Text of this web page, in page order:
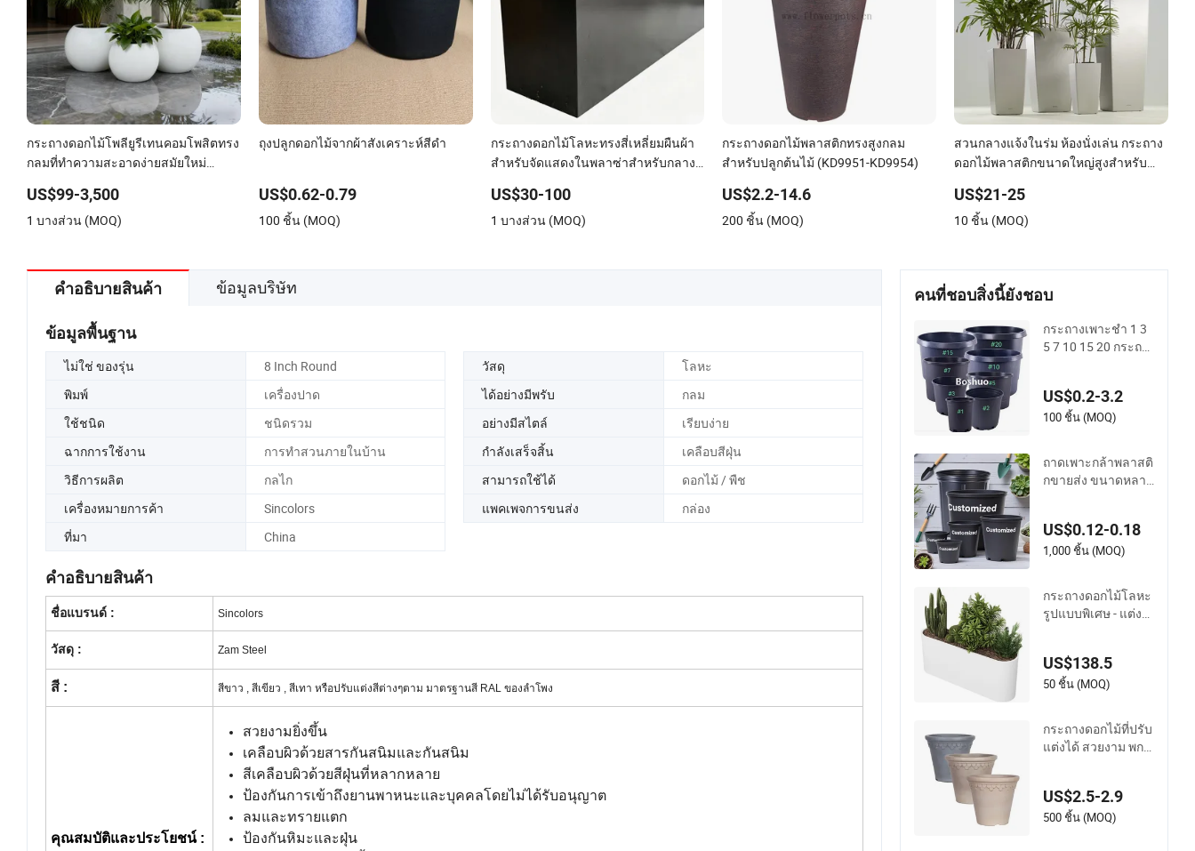
กระถางดอกไม้โพลียูรีเทนคอมโพสิตทรง
กลมที่ทำความสะอาดง่ายสมัยใหม่
US$99-3,500
1 บางส่วน (MOQ)
ถุงปลูกดอกไม้จากผ้าสังเคราะห์สีดำ
US$0.62-0.79
100 ชิ้น (MOQ)
กระถางดอกไม้โลหะทรงสี่เหลี่ยมผืนผ้า
สำหรับจัดแสดงในพลาซ่าสำหรับกลาง
US$30-100
1 บางส่วน (MOQ)
กระถางดอกไม้พลาสติกทรงสูงกลม
สำหรับปลูกต้นไม้ (KD9951-KD9954)
US$2.2-14.6
200 ชิ้น (MOQ)
สวนกลางแจ้งในร่ม ห้องนั่งเล่น กระถาง
ดอกไม้พลาสติกขนาดใหญ่สูงสำหรับ
สมัยใหม่
US$21-25
10 ชิ้น (MOQ)
คำอธิบายสินค้า ข้อมูลบริษัท
ข้อมูลพื้นฐาน
ไม่ใช่ ของรุ่น 8 Inch Round วัสดุ
โลหะ
พิมพ์
เครื่องปาด ได้อย่างมีพรับ
กลม
ใช้ชนิด
ชนิดรวม อย่างมีสไตล์
เรียบง่าย
ฉากการใช้งาน
การทำสวนภายในบ้าน กำลังเสร็จสิ้น
เคลือบสีฝุ่น
วิธีการผลิต
กลไก สามารถใช้ได้
ดอกไม้ / พืช
เครื่องหมายการค้า
Sincolors แพคเพจการขนส่ง
กล่อง
ที่มา
China
คำอธิบายสินค้า
ชื่อแบรนด์ : Sincolors
วัสดุ : Zam Steel
สี : สีขาว , สีเขียว , สีเทา หรือปรับแต่งสีต่างๆตาม มาตรฐานสี RAL ของลำโพง
คุณสมบัติและประโยชน์ :
สวยงามยิ่งขึ้น
เคลือบผิวด้วยสารกันสนิมและกันสนิม
สีเคลือบผิวด้วยสีฝุ่นที่หลากหลาย
ป้องกันการเข้าถึงยานพาหนะและบุคคลโดยไม่ได้รับอนุญาต
ลมและทรายแตก
ป้องกันหิมะและฝุ่น
คนที่ชอบสิ่งนี้ยังชอบ
กระถางเพาะชำ 1 3
5 7 10 15 20 กระถา
ใยสังเคราะห์ สำหรับ
ปลูกบลูเบอร์รี่และมะ
ไม้ ปลูกพืช กระถางร
ะบายน้ำ 40L 35L
US$0.2-3.2
100 ชิ้น (MOQ)
ถาดเพาะกล้าพลาสติ
กขายส่ง ขนาดหลาย
US$0.12-0.18
1,000 ชิ้น (MOQ)
กระถางดอกไม้โลหะ
รูปแบบพิเศษ - แต่งส
US$138.5
50 ชิ้น (MOQ)
กระถางดอกไม้ที่ปรับ
แต่งได้ สวยงาม พกพ
กไม้และภาชนะปลูก
US$2.5-2.9
500 ชิ้น (MOQ)